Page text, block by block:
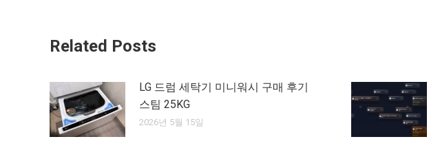
Related Posts
LG 드럼 세탁기 미니워시 구매 후기
스팀 25KG
2026년 5월 15일